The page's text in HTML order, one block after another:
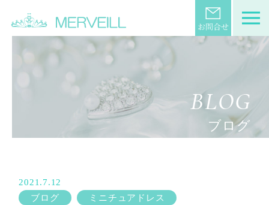
BLOG
ブログ
2021.7.12
ブログ
ミニチュアドレス